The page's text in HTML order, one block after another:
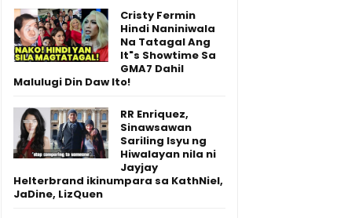
Cristy Fermin
Hindi Naniniwala
Na Tatagal Ang
It"s Showtime Sa
GMA7 Dahil
Malulugi Din Daw Ito!
RR Enriquez,
Sinawsawan
Sariling Isyu ng
Hiwalayan nila ni
Jayjay
Helterbrand ikinumpara sa KathNiel,
JaDine, LizQuen